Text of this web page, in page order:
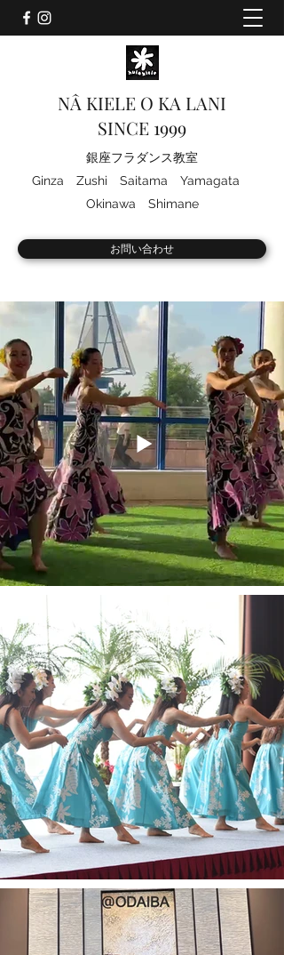
NÂ KIELE O KA LANI
SINCE 1999
銀座フラダンス教室​​
​Ginza Zushi Saitama Yamagata
Okinawa Shimane
お問い合わせ